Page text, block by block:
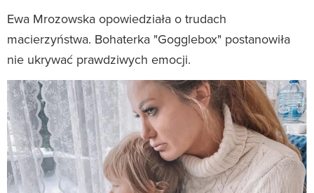
Ewa Mrozowska opowiedziała o trudach
macierzyństwa. Bohaterka "Gogglebox" postanowiła
nie ukrywać prawdziwych emocji.